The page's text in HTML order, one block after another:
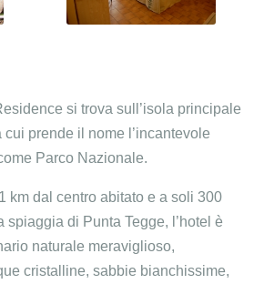
si trova sull’isola principale
prende il nome l’incantevole
Parco Nazionale.
km dal centro abitato e a soli 300
spiaggia di Punta Tegge, l’hotel è
naturale meraviglioso,
cristalline, sabbie bianchissime,